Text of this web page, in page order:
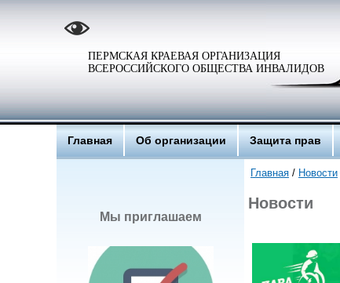
ПЕРМСКАЯ КРАЕВАЯ ОРГАНИЗАЦИЯ
ВСЕРОССИЙСКОГО ОБЩЕСТВА ИНВАЛИДОВ
Главная Об организации Защита прав
Мы приглашаем
Главная / Новости
Новости